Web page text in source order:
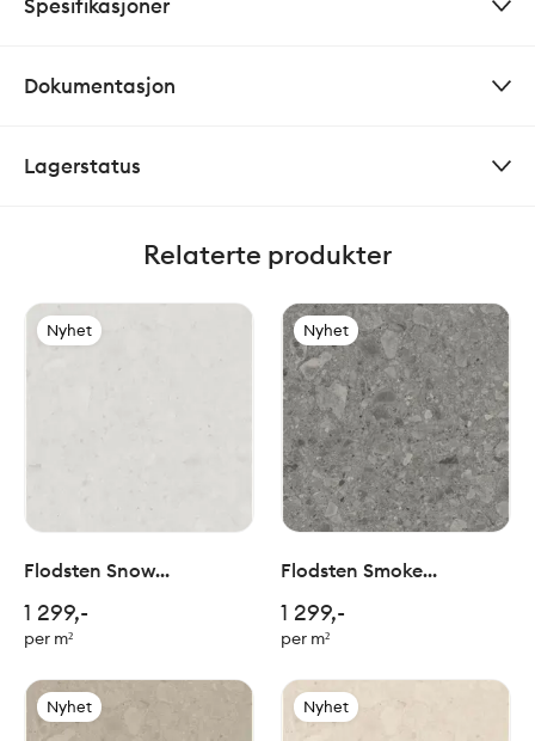
Spesifikasjoner
Dokumentasjon
Lagerstatus
Relaterte produkter
Nyhet
Flodsten Snow
1 299,-
per m²
Nyhet
Flodsten Smoke
1 299,-
per m²
Nyhet Nyhet